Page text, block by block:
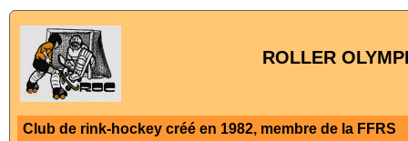
ROLLER
Club de rink-hockey créé en 1982, membre de la FFRS